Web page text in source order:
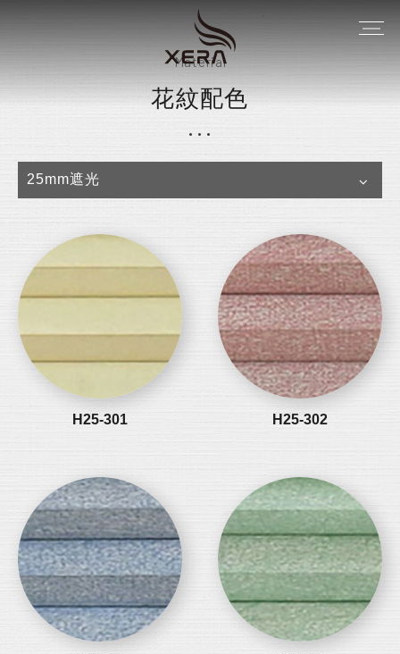
Material
花紋配色
25mm遮光
H25-301 H25-302